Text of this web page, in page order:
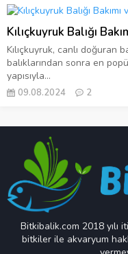
Kılıçkuyruk Balığı
Kılıçkuyruk, canlı doğuran
balıklarından sonra en
yapısıyla...
09.08.2024 2
Bitkibalik.com 2018 yılı
bitkiler ile akvaryum